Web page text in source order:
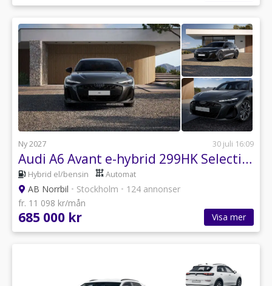
Ny 2027 30 juli 16:09
Audi A6 Avant e-hybrid 299HK Selection Edition Kampanj!
Hybrid el/bensin Automat
AB Norrbil • Stockholm • 124 annonser
fr. 11 098 kr/mån
685 000 kr Visa mer